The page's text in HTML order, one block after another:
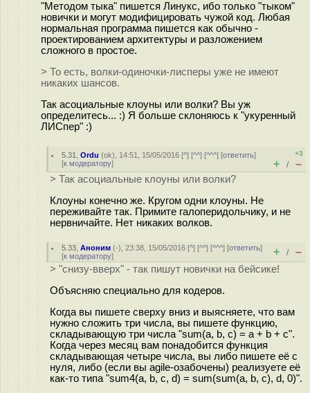
"Методом тыка" пишется Линукс, ибо только "тыком"
новички и могут модифицировать чужой код. Любая
нормальная программа пишется как обычно -
проектированием архитектуры и разложением
сложного в простое.
> То есть, волки-одиночки-лисперы уже не имеют
никаких шансов.
Так асоциальные клоуны или волки? Вы уж
определитесь... :) Я больше склоняюсь к "укуренный
ЛИСпер" :)
5.31 ,Ordu (ok), 14:51, 15/05/2016 [^] [^^] [^^^] [ответить]
[к модератору]
+3
+ / –
> Так асоциальные клоуны или волки?
Клоуны конечно же. Кругом одни клоуны. Не
переживайте так. Примите галоперидольчику, и не
нервничайте. Нет никаких волков.
5.33 ,Аноним (-), 23:38, 15/05/2016 [^] [^^] [^^^] [ответить]
[к модератору] + / –
> "снизу-вверх" - так пишут новички на бейсике!
Объясняю специально для кодеров.
Когда вы пишете сверху вниз и выясняете, что вам
нужно сложить три числа, вы пишете функцию,
складывающую три числа "sum(a, b, c) = a + b + c".
Когда через месяц вам понадобится функция
складывающая четыре числа, вы либо пишете её с
нуля, либо (если вы agile-озабочены) реализуете её
как-то типа "sum4(a, b, c, d) = sum(sum(a, b, c), d, 0)".